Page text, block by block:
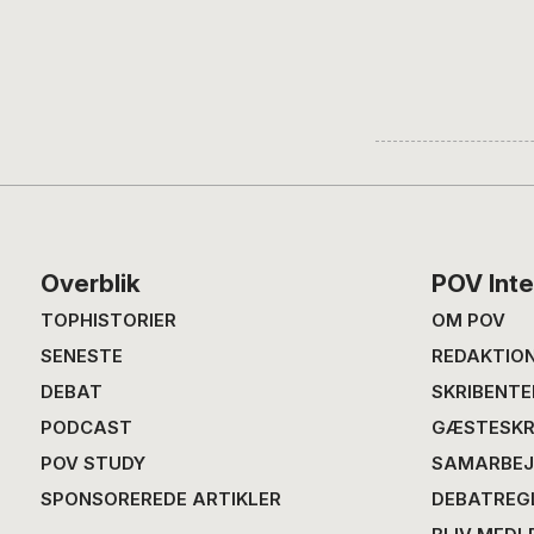
Footer
Overblik
TOPHISTORIER
SENESTE
DEBAT
PODCAST
POV STUDY
SPONSOREREDE ARTIKLER
POV
OM POV